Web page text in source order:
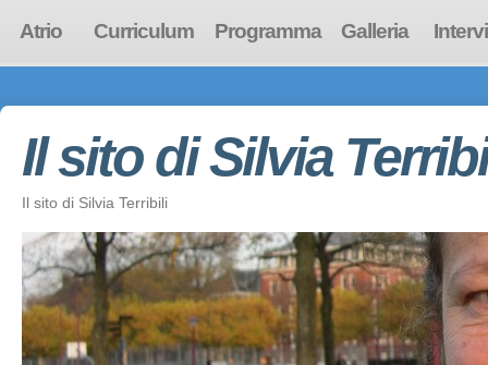
Atrio Curriculum Programma Galleria
Il sito di Silvia
Il sito di Silvia Terribili